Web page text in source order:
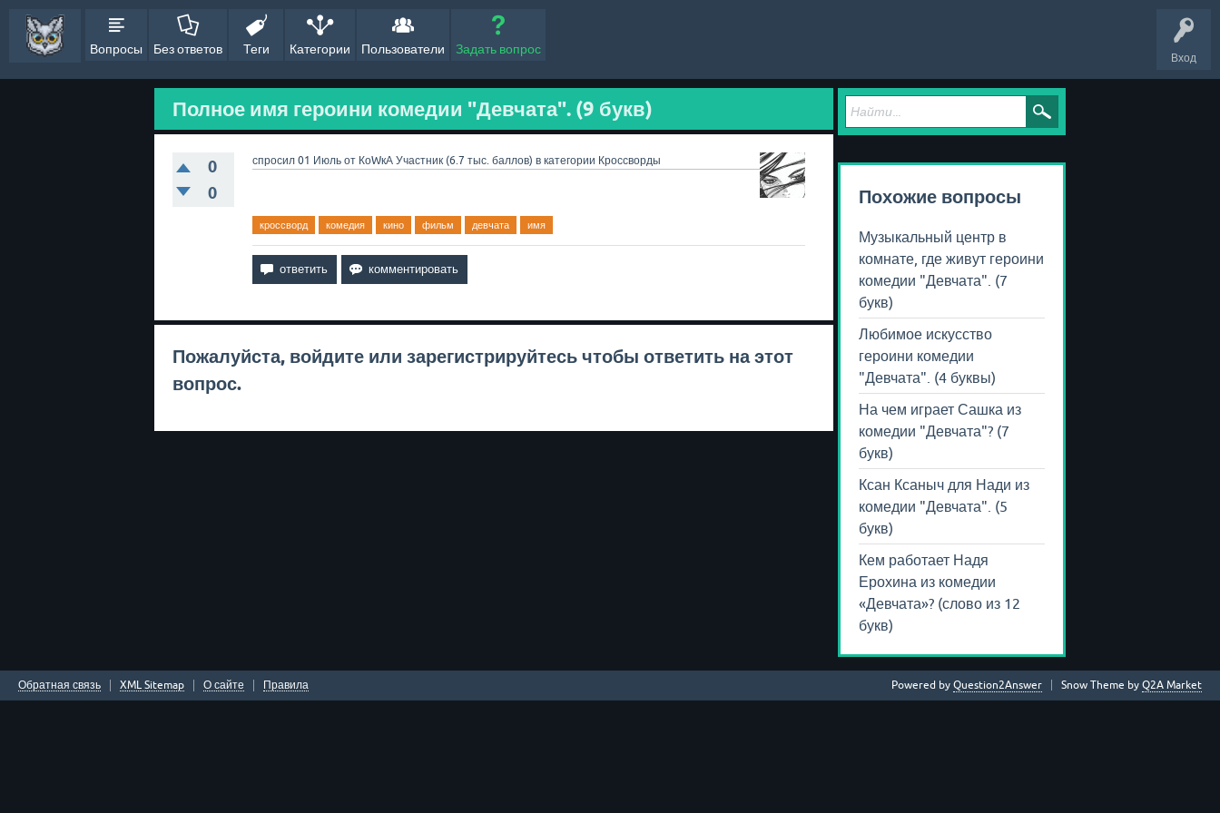
Вход
Вопросы Без ответов Теги Категории Пользователи Задать вопрос
Полное имя героини комедии "Девчата". (9 букв)
0
0
спросил 01 Июль от КоWкА Участник (6.7 тыс. баллов) в категории Кроссворды
кроссворд комедия кино фильм девчата имя
Пожалуйста, войдите или зарегистрируйтесь чтобы ответить на этот
вопрос.
Похожие вопросы
Музыкальный центр в
комнате, где живут героини
комедии "Девчата". (7
букв)
Любимое искусство
героини комедии
"Девчата". (4 буквы)
На чем играет Сашка из
комедии "Девчата"? (7
букв)
Ксан Ксаныч для Нади из
комедии "Девчата". (5
букв)
Кем работает Надя
Ерохина из комедии
«Девчата»? (слово из 12
букв)
Обратная связь XML Sitemap О сайте Правила Snow Theme by Q2A Market
Powered by Question2Answer